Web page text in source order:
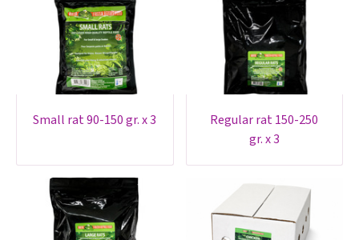
small rat 90-150 gr. x 3
regular rat 150-250
gr. x 3